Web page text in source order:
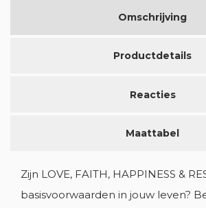
Omschrijving
Productdetails
Reacties
Maattabel
Zijn LOVE, FAITH, HAPPINESS &
basisvoorwaarden in jouw leven?